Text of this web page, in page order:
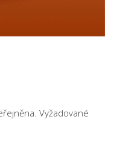
Vyžadované